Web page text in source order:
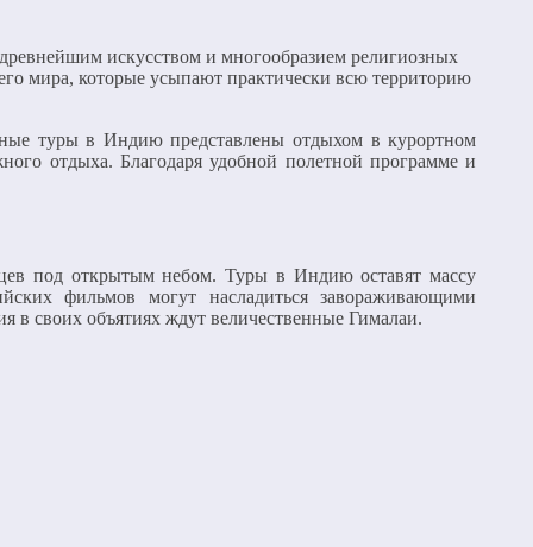
искусством и многообразием религиозных
мира, которые усыпают практически всю территорию
туры в Индию представлены отдыхом в курортном
отдыха. Благодаря удобной полетной программе и
под открытым небом. Туры в Индию оставят массу
фильмов могут насладиться завораживающими
в своих объятиях ждут величественные Гималаи.